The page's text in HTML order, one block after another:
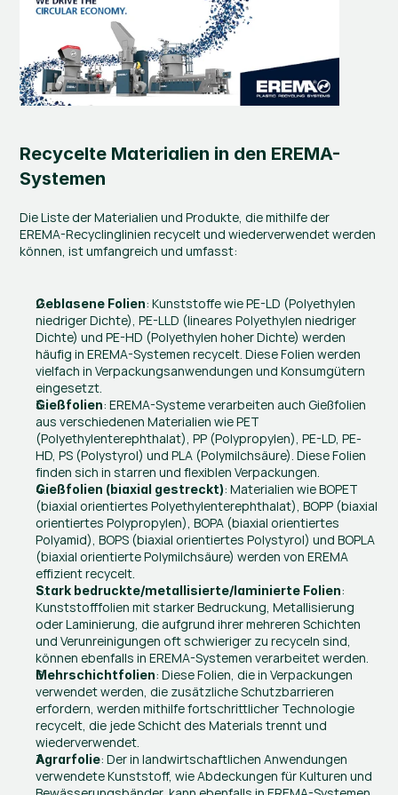
Recycelte Materialien in den EREMA-
Systemen
Die Liste der Materialien und Produkte, die mithilfe der
EREMA-Recyclinglinien recycelt und wiederverwendet werden
können, ist umfangreich und umfasst:
Geblasene Folien: Kunststoffe wie PE-LD (Polyethylen
niedriger Dichte), PE-LLD (lineares Polyethylen niedriger
Dichte) und PE-HD (Polyethylen hoher Dichte) werden
häufig in EREMA-Systemen recycelt. Diese Folien werden
vielfach in Verpackungsanwendungen und Konsumgütern
eingesetzt.
Gießfolien: EREMA-Systeme verarbeiten auch Gießfolien
aus verschiedenen Materialien wie PET
(Polyethylenterephthalat), PP (Polypropylen), PE-LD, PE-
HD, PS (Polystyrol) und PLA (Polymilchsäure). Diese Folien
finden sich in starren und flexiblen Verpackungen.
Gießfolien (biaxial gestreckt): Materialien wie BOPET
(biaxial orientiertes Polyethylenterephthalat), BOPP (biaxial
orientiertes Polypropylen), BOPA (biaxial orientiertes
Polyamid), BOPS (biaxial orientiertes Polystyrol) und BOPLA
(biaxial orientierte Polymilchsäure) werden von EREMA
effizient recycelt.
Stark bedruckte/metallisierte/laminierte Folien:
Kunststofffolien mit starker Bedruckung, Metallisierung
oder Laminierung, die aufgrund ihrer mehreren Schichten
und Verunreinigungen oft schwieriger zu recyceln sind,
können ebenfalls in EREMA-Systemen verarbeitet werden.
Mehrschichtfolien: Diese Folien, die in Verpackungen
verwendet werden, die zusätzliche Schutzbarrieren
erfordern, werden mithilfe fortschrittlicher Technologie
recycelt, die jede Schicht des Materials trennt und
wiederverwendet.
Agrarfolie: Der in landwirtschaftlichen Anwendungen
verwendete Kunststoff, wie Abdeckungen für Kulturen und